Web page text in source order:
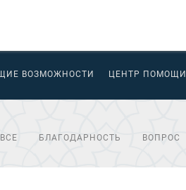
ВОЗМОЖНОСТИ ЦЕНТР ПОМОЩИ
ВСЕ БЛАГОДАРНОСТЬ ВОПРОС